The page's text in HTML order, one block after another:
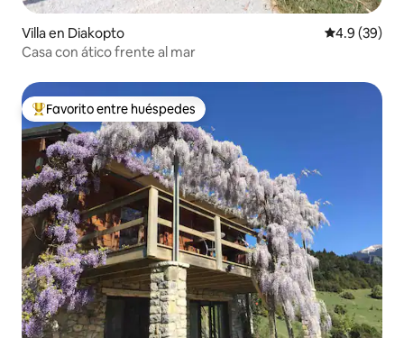
Villa en Diakopto Calificación
4.9 (39)
Casa con ático frente al mar
Favorito entre huéspedes preferido
Favorito entre huéspedes